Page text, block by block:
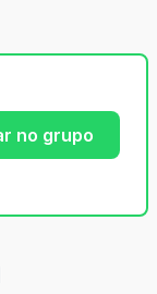
no grupo